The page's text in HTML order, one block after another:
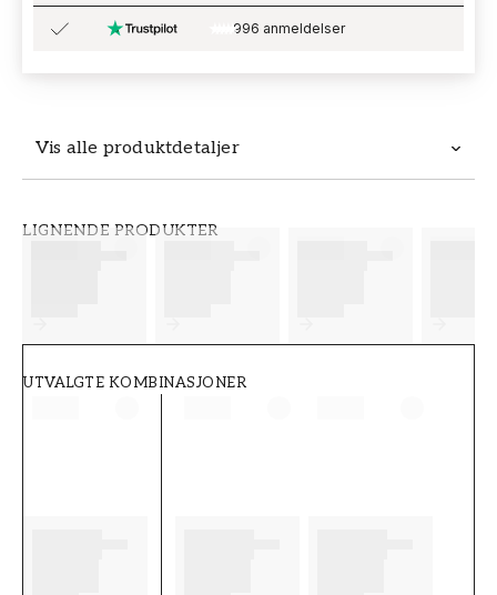
Vis alle produktdetaljer
LIGNENDE PRODUKTER
UTVALGTE KOMBINASJONER
996 anmeldelser